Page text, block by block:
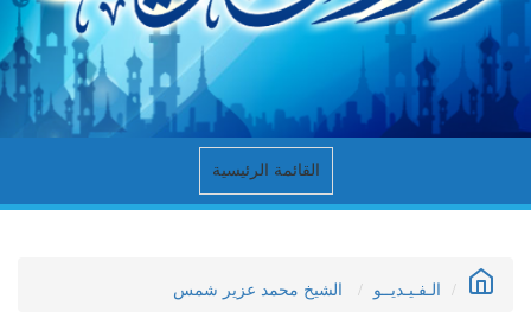
القائمة الرئيسية
الـفـيـديــو الشيخ محمد عزير شمس